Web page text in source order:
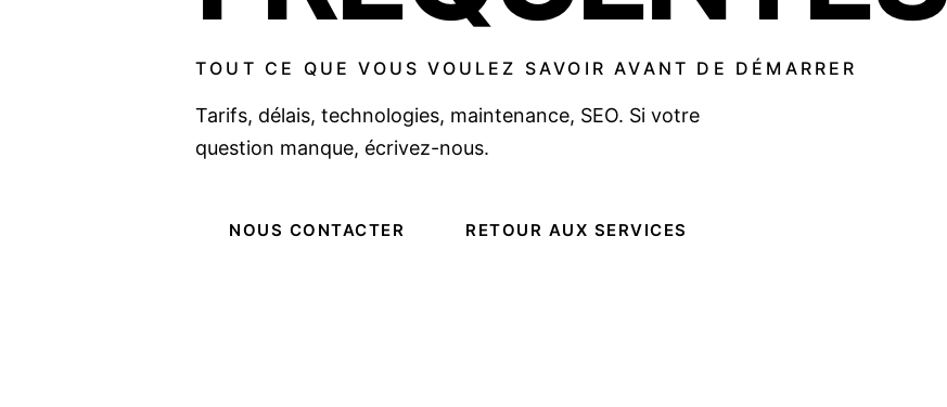
TOUT CE QUE VOUS VOULEZ SAVOIR AVANT DE DÉMARRER
Tarifs, délais, technologies, maintenance, SEO. Si votre
question manque, écrivez-nous.
NOUS CONTACTER RETOUR AUX SERVICES